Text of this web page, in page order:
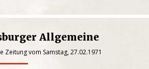
Allgemeine
Zeitung vom Samstag, 27.02.1971